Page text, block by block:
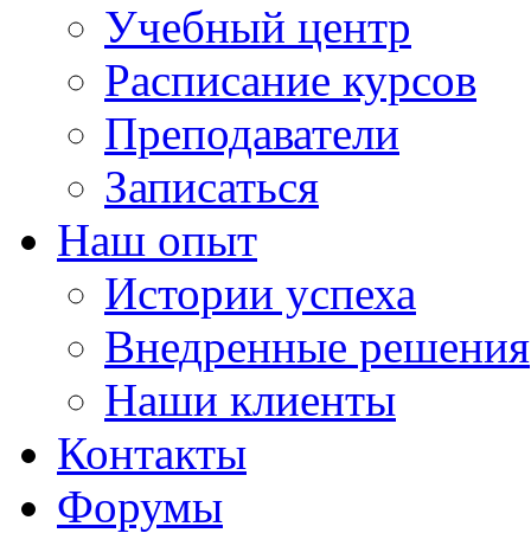
Учебный центр
Расписание курсов
Преподаватели
Записаться
Наш опыт
Истории успеха
Внедренные решения
Наши клиенты
Контакты
Форумы